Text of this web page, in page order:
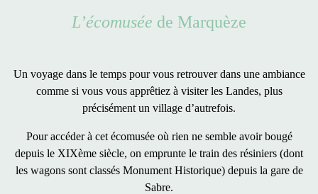
L’écomusée de Marquèze
Un voyage dans le temps pour vous retrouver dans une ambiance
comme si vous vous apprêtiez à visiter les Landes, plus
précisément un village d’autrefois.
Pour accéder à cet écomusée où rien ne semble avoir bougé
depuis le XIXème siècle, on emprunte le train des résiniers (dont
les wagons sont classés Monument Historique) depuis la gare de
Sabre.